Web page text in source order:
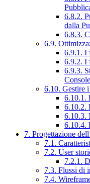
6.8.2.
dalla
6.8.3.
6.9.
6.9.1. I
6.9.2. I
6.9.3.
Console
6.10. Gestire
6.10.1.
6.10.2.
6.10.3.
6.10.4.
7. Progettazione
7.1.
7.2. User
7.2.1.
7.3. Flussi di
7.4.